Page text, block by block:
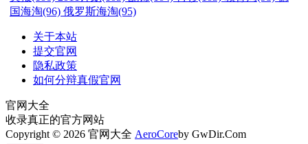
国海淘(96) 俄罗斯海淘(95)
关于本站
提交官网
隐私政策
如何分辩真假官网
官网大全
收录真正的官方网站
Copyright © 2026 官网大全 AeroCoreby GwDir.Com